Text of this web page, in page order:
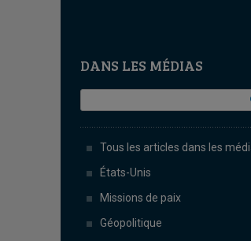
DANS LES MÉDIAS
Tous les articles dans les
États-Unis
Missions de paix
Géopolitique